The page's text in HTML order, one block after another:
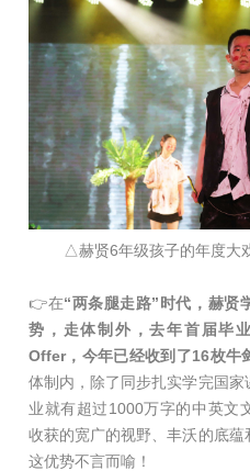
△赫贤6年级孩子的年度大
👉在“两条腿走路”时代，赫贤
势，走体制外，去年首届毕
Offer，今年已经收到了16枚牛
体制内，除了同步扎实学完国家
业就有超过1000万字的中英文
收获的宽广的视野、丰沃的底蕴
这优势不言而喻！